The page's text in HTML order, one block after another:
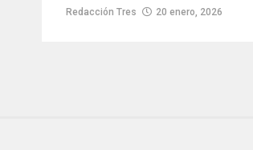
Redacción Tres 20 enero, 2026